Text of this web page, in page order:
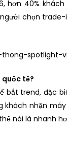
hơn 40%
chọn trade-
tế?
trend, đặc
nhận
nói là nhanh